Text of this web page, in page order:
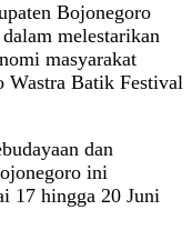
Bojonegoro
melestarikan
masyarakat
Wastra Batik Festival
dan
ini
17 hingga 20 Juni